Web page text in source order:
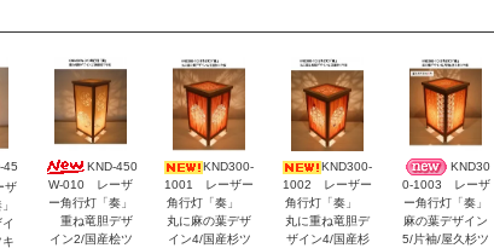
45
ザ
KND-450
W-010 レーザ
ー角行灯「奏」
重ね竜胆デザ
イン2/国産桧ツ
KND300-
1001 レーザー
角行灯「奏」
丸に麻の葉デザ
イン4/国産杉ツ
KND300-
1002 レーザー
角行灯「奏」
丸に重ね竜胆デ
ザイン4/国産杉
KND30
0-1003 レーザ
ー角行灯「奏」
麻の葉デザイン
5/片袖/屋久杉ツ